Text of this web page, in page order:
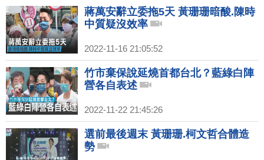
蔣萬安辭立委拖5天 黃珊珊暗酸.陳時
中質疑沒效率
2022-11-16 21:05:52
竹市棄保說延燒首都台北？藍綠白陣
營各自表述
2022-11-22 21:45:26
選前最後週末 黃珊珊.柯文哲合體造
勢